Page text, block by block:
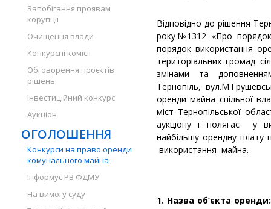
Запобігання проявам
корупції
Очищення влади
Конкурсні комісії
Обговорення проєктів
рішень
Інвестиційний конкурс
Аукціон
ОГОЛОШЕННЯ
Конкурси на право оренди
комунального майна
Інформує РВ ФДМУ
На вимогу суду
Відповідно до рішення
року №1312 «Про порядок
порядок використання
територіальних громад
змінами та
Тернопіль,
оренди майна спільної
міст Тернопільської
аукціону і полягає у
найбільшу орендну
використання майна.
1. Назва об’єкта